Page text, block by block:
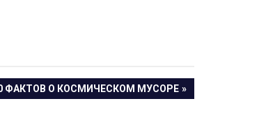
ФАКТОВ О КОСМИЧЕСКОМ МУСОРЕ